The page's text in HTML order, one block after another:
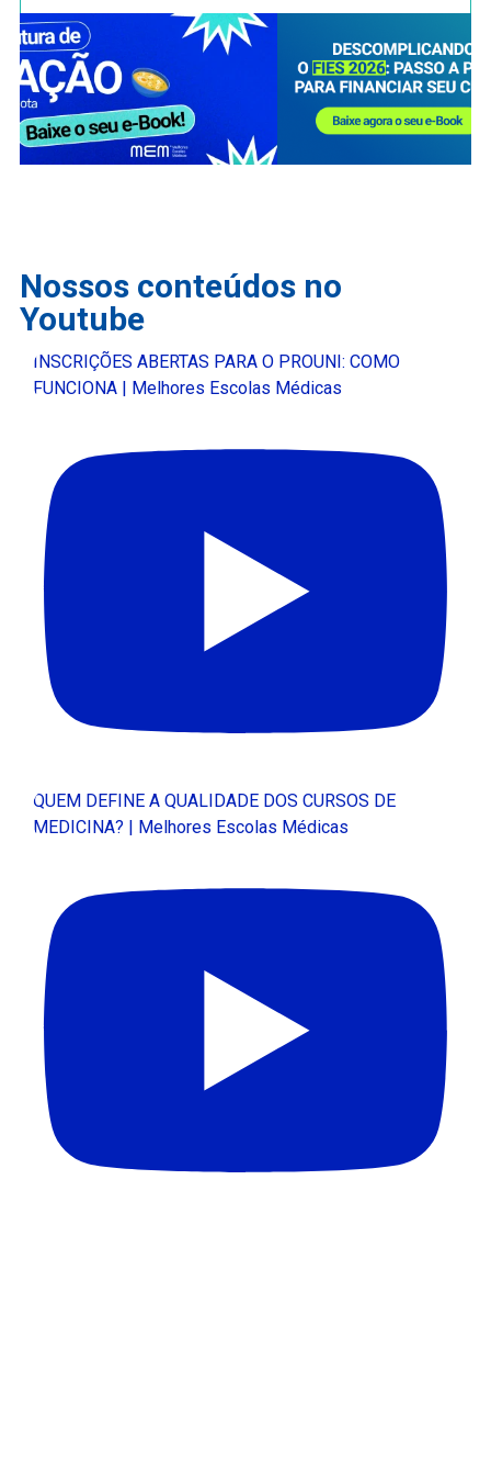
Nossos conteúdos no
Youtube
INSCRIÇÕES ABERTAS PARA O PROUNI: COMO
FUNCIONA | Melhores Escolas Médicas
QUEM DEFINE A QUALIDADE DOS CURSOS DE
MEDICINA? | Melhores Escolas Médicas